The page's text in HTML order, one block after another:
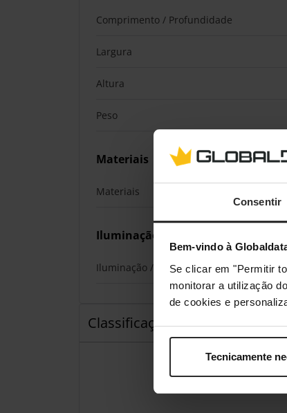
Consentir
Bem-vindo à
Se clicar em "Permitir
monitorar a utilização
de cookies e
Tecnicamente
Comprimento / Profundidade
Largura
Altura
Peso
Materiais
Materiais
Iluminação
Iluminação / RGB
Classificações